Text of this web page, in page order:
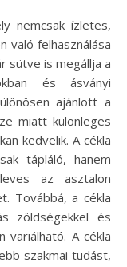
való felhasználása
sütve is megállja a
és ásványi
ajánlott a
miatt különleges
kedvelik. A cékla
tápláló, hanem
az asztalon
Továbbá, a cékla
zöldségekkel és
variálható. A cékla
szakmai tudást,